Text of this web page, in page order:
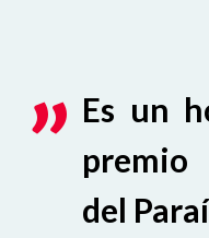
Es un
premio
del